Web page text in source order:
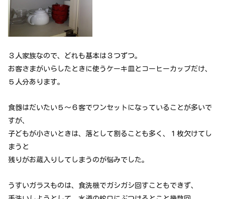
３人家族なので、どれも基本は３つずつ。
お客さまがいらしたときに使うケーキ皿とコーヒーカップだけ、
５人分あります。
食器はだいたい５～６客でワンセットになっていることが多いで
すが、
子どもが小さいときは、落として割ることも多く、１枚欠けてし
まうと
残りがお蔵入りしてしまうのが悩みでした。
うすいガラスものは、食洗機でガシガシ回すこともできず、